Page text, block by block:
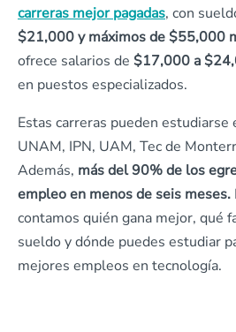
carreras mejor pagadas, con
$21,000 y máximos de $55,000
ofrece salarios de $17,000 a
en puestos especializados.
Estas carreras pueden estudiarse
UNAM, IPN, UAM, Tec de
Además, más del 90% de los
empleo en menos de seis meses.
contamos quién gana mejor, qué
sueldo y dónde puedes estudiar
mejores empleos en tecnología.